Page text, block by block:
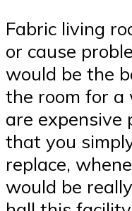
Fabric living
or cause
would be the
the room for a
are expensive
that you
replace,
would be